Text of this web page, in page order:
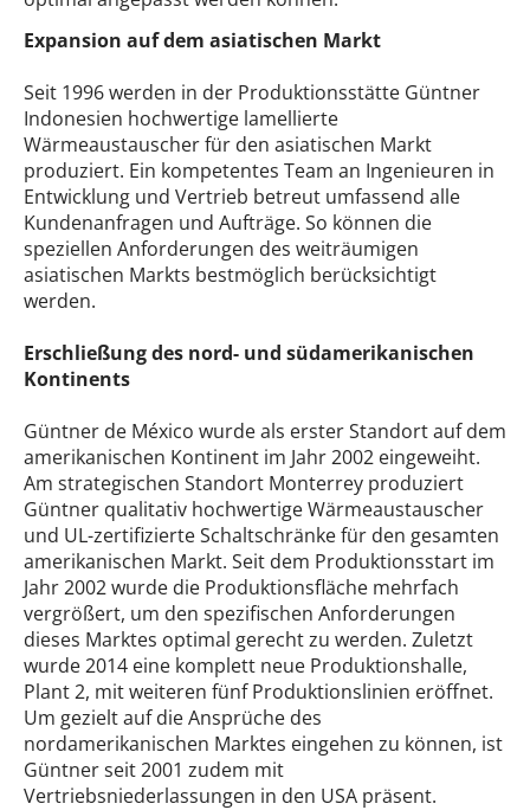
Expansion auf dem asiatischen Markt
Seit 1996 werden in der Produktionsstätte Güntner
Indonesien hochwertige lamellierte
Wärmeaustauscher für den asiatischen Markt
produziert. Ein kompetentes Team an Ingenieuren in
Entwicklung und Vertrieb betreut umfassend alle
Kundenanfragen und Aufträge. So können die
speziellen Anforderungen des weiträumigen
asiatischen Markts bestmöglich berücksichtigt
werden.
Erschließung des nord- und südamerikanischen
Kontinents
Güntner de México wurde als erster Standort auf dem
amerikanischen Kontinent im Jahr 2002 eingeweiht.
Am strategischen Standort Monterrey produziert
Güntner qualitativ hochwertige Wärmeaustauscher
und UL-zertifizierte Schaltschränke für den gesamten
amerikanischen Markt. Seit dem Produktionsstart im
Jahr 2002 wurde die Produktionsfläche mehrfach
vergrößert, um den spezifischen Anforderungen
dieses Marktes optimal gerecht zu werden. Zuletzt
wurde 2014 eine komplett neue Produktionshalle,
Plant 2, mit weiteren fünf Produktionslinien eröffnet.
Um gezielt auf die Ansprüche des
nordamerikanischen Marktes eingehen zu können, ist
Güntner seit 2001 zudem mit
Vertriebsniederlassungen in den USA präsent.